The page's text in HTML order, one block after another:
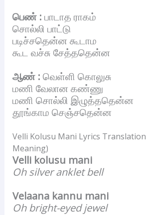
பெண் : பாடாத ராகம்
சொல்லி பாட்டு
படிச்சதென்ன கூடாம
கூட வச்சு சேத்ததென்ன
ஆண் : வெள்ளி கொலுசு
மணி வேலான கண்ணு
மணி சொல்லி இழுத்ததென்ன
தூங்காம செஞ்சதென்ன
Velli Kolusu Mani Lyrics
Meaning)
Velli kolusu mani
Oh silver anklet bell
Velaana kannu mani
Oh bright-eyed jewel